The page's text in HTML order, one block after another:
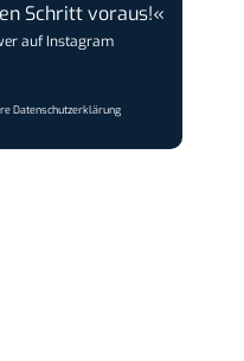
Schritt voraus!«
auf Instagram
Datenschutzerklärung